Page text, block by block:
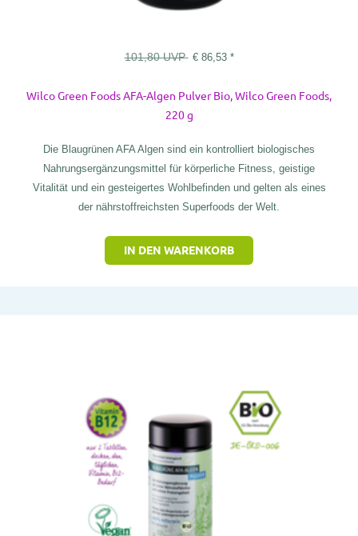
101,80UVP €86,53 *
Wilco Green Foods AFA-Algen Pulver Bio, Wilco Green Foods,
220 g
Die Blaugrünen AFA Algen sind ein kontrolliert biologisches
Nahrungsergänzungsmittel für körperliche Fitness, geistige
Vitalität und ein gesteigertes Wohlbefinden und gelten als eines
der nährstoffreichsten Superfoods der Welt.
IN DEN WARENKORB